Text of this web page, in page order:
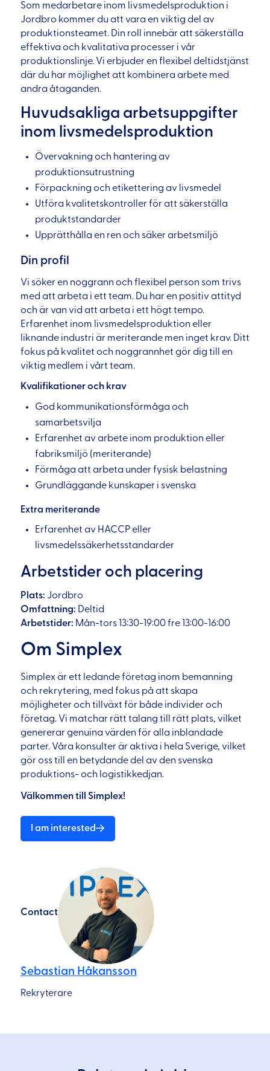
Som medarbetare inom livsmedelsproduktion i
Jordbro kommer du att vara en viktig del av
produktionsteamet. Din roll innebär att säkerställa
effektiva och kvalitativa processer i vår
produktionslinje. Vi erbjuder en flexibel deltidstjänst
där du har möjlighet att kombinera arbete med
andra åtaganden.
Huvudsakliga arbetsuppgifter
inom livsmedelsproduktion
Övervakning och hantering av
produktionsutrustning
Förpackning och etikettering av livsmedel
Utföra kvalitetskontroller för att säkerställa
produktstandarder
Upprätthålla en ren och säker arbetsmiljö
Din profil
Vi söker en noggrann och flexibel person som trivs
med att arbeta i ett team. Du har en positiv attityd
och är van vid att arbeta i ett högt tempo.
Erfarenhet inom livsmedelsproduktion eller
liknande industri är meriterande men inget krav. Ditt
fokus på kvalitet och noggrannhet gör dig till en
viktig medlem i vårt team.
Kvalifikationer och krav
God kommunikationsförmåga och
samarbetsvilja
Erfarenhet av arbete inom produktion eller
fabriksmiljö (meriterande)
Förmåga att arbeta under fysisk belastning
Grundläggande kunskaper i svenska
Extra meriterande
Erfarenhet av HACCP eller
livsmedelssäkerhetsstandarder
Arbetstider och placering
Plats: Jordbro
Omfattning: Deltid
Arbetstider: Mån-tors 13:30-19:00 fre 13:00-16:00
Om Simplex
Simplex är ett ledande företag inom bemanning
och rekrytering, med fokus på att skapa
möjligheter och tillväxt för både individer och
företag. Vi matchar rätt talang till rätt plats, vilket
genererar genuina värden för alla inblandade
parter. Våra konsulter är aktiva i hela Sverige, vilket
gör oss till en betydande del av den svenska
produktions- och logistikkedjan.
Välkommen till Simplex!
I am interested
Contact
Sebastian Håkansson
Rekryterare